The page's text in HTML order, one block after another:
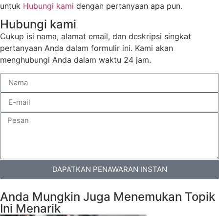
untuk Hubungi kami dengan pertanyaan apa pun.
Hubungi kami
Cukup isi nama, alamat email, dan deskripsi singkat
pertanyaan Anda dalam formulir ini. Kami akan
menghubungi Anda dalam waktu 24 jam.
DAPATKAN PENAWARAN INSTAN
Anda Mungkin Juga Menemukan Topik
Ini Menarik